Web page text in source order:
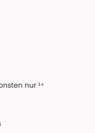
nur ¹⁴